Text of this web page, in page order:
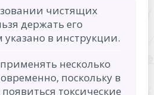
чистящих
держать его
в инструкции.
несколько
поскольку в
токсические